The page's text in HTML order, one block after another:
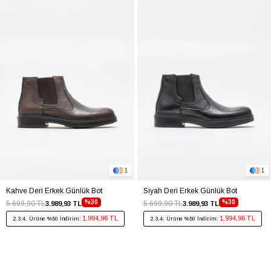
Kahve Deri Erkek Günlük Bot
%30
3.989,93 TL
5.699,90 TL
2.3.4. Ürüne %50 İndirim: 1.994,96 TL
1
Siyah Deri Erkek Günlük Bot
%30
3.989,93 TL
5.699,90 TL
2.3.4. Ürüne %50 İndirim: 1.994,96 TL
1